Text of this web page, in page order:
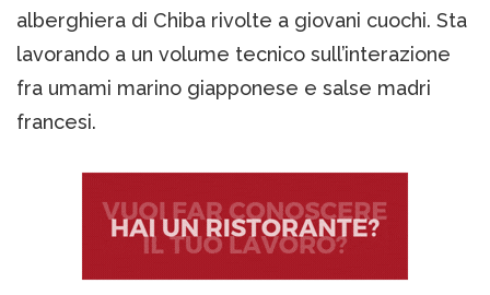
alberghiera di Chiba rivolte a giovani cuochi. Sta
lavorando a un volume tecnico sull’interazione
fra umami marino giapponese e salse madri
francesi.